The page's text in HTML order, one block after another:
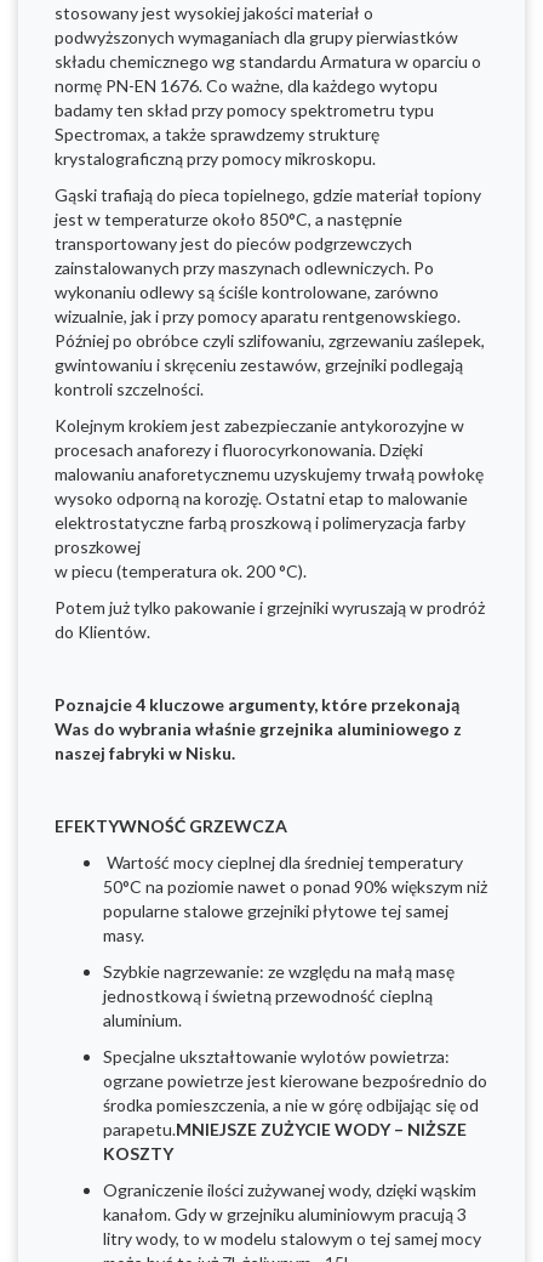
stosowany jest wysokiej jakości materiał o
podwyższonych wymaganiach dla grupy pierwiastków
składu chemicznego wg standardu Armatura w oparciu o
normę PN-EN 1676. Co ważne, dla każdego wytopu
badamy ten skład przy pomocy spektrometru typu
Spectromax, a także sprawdzemy strukturę
krystalograficzną przy pomocy mikroskopu.
Gąski trafiają do pieca topielnego, gdzie materiał topiony
jest w temperaturze około 850°C, a następnie
transportowany jest do pieców podgrzewczych
zainstalowanych przy maszynach odlewniczych. Po
wykonaniu odlewy są ściśle kontrolowane, zarówno
wizualnie, jak i przy pomocy aparatu rentgenowskiego.
Później po obróbce czyli szlifowaniu, zgrzewaniu zaślepek,
gwintowaniu i skręceniu zestawów, grzejniki podlegają
kontroli szczelności.
Kolejnym krokiem jest zabezpieczanie antykorozyjne w
procesach anaforezy i fluorocyrkonowania. Dzięki
malowaniu anaforetycznemu uzyskujemy trwałą powłokę
wysoko odporną na korozję. Ostatni etap to malowanie
elektrostatyczne farbą proszkową i polimeryzacja farby
proszkowej
w piecu (temperatura ok. 200 °C).
Potem już tylko pakowanie i grzejniki wyruszają w prodróż
do Klientów.
Poznajcie 4 kluczowe argumenty, które przekonają
Was do wybrania właśnie grzejnika aluminiowego z
naszej fabryki w Nisku.
EFEKTYWNOŚĆ GRZEWCZA
Wartość mocy cieplnej dla średniej temperatury
50°C na poziomie nawet o ponad 90% większym niż
popularne stalowe grzejniki płytowe tej samej
masy.
Szybkie nagrzewanie: ze względu na małą masę
jednostkową i świetną przewodność cieplną
aluminium.
Specjalne ukształtowanie wylotów powietrza:
ogrzane powietrze jest kierowane bezpośrednio do
środka pomieszczenia, a nie w górę odbijając się od
parapetu.MNIEJSZE ZUŻYCIE WODY – NIŻSZE
KOSZTY
Ograniczenie ilości zużywanej wody, dzięki wąskim
kanałom. Gdy w grzejniku aluminiowym pracują 3
litry wody, to w modelu stalowym o tej samej mocy